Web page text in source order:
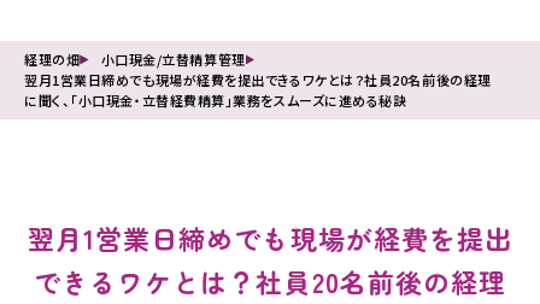
経理の畑
小口現金/立替精算管理
翌月1営業日締めでも現場が経費を提出できるワケとは？社員20名前後の経理
に聞く、「小口現金・立替経費精算」業務をスムーズに進める秘訣
翌月1営業日締めでも現場が経費を提出
できるワケとは？社員20名前後の経理